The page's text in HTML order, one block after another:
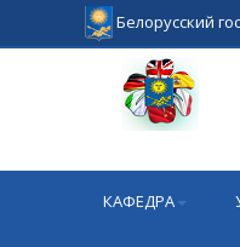
Белорусский
КАФЕДРА